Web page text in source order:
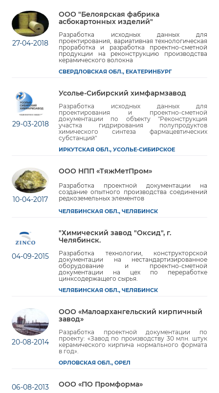
27-04-2018
ООО "Белоярская фабрика
асбокартонных изделий"
Разработка исходных данных для
проектирования, вариативная технологическая
проработка и разработка проектно-сметной
продукции на реконструкцию производства
керамического волокна
СВЕРДЛОВСКАЯ ОБЛ., ЕКАТЕРИНБУРГ
29-03-2018
Усолье-Сибирский химфармзавод
Разработка исходных данных для
проектирования и проектно-сметной
документации по объекту "Реконструкция
участка гидрирования полупродуктов
химического синтеза фармацевтических
субстанций"
ИРКУТСКАЯ ОБЛ., УСОЛЬЕ-СИБИРСКОЕ
10-04-2017
ООО НПП «ТяжМетПром»
Разработка проектной документации на
создание опытного производства соединений
редкоземельных элементов
ЧЕЛЯБИНСКАЯ ОБЛ., ЧЕЛЯБИНСК
04-09-2015
"Химический завод "Оксид", г.
Челябинск.
Разработка технологии, конструкторской
документации на нестандартизированное
оборудование и проектно-сметной
документации на цех по переработке
цинксодержащего сырья.
ЧЕЛЯБИНСКАЯ ОБЛ., ЧЕЛЯБИНСК
20-08-2014
ООО «Малоархангельский кирпичный
завод»
Разработка проектной документации по
проекту: «Завод по производству 30 млн. штук
керамического кирпича нормального формата
в год».
ОРЛОВСКАЯ ОБЛ., ОРЕЛ
06-08-2013 ООО «ПО Промформа»